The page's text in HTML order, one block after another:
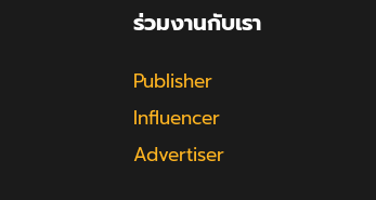
ร่วมงานกับเรา
Publisher
Influencer
Advertiser